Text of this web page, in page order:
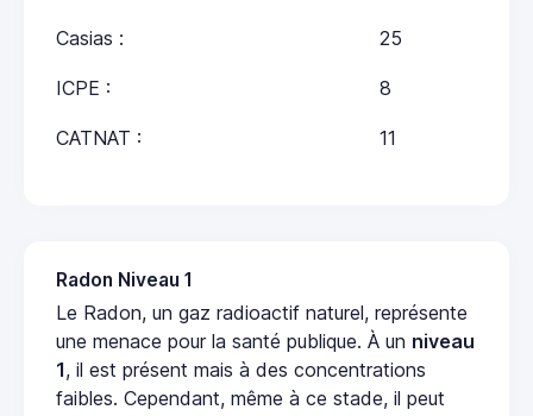
Casias : 25
ICPE : 8
CATNAT : 11
Radon Niveau 1
Le Radon, un gaz radioactif naturel, représente
une menace pour la santé publique. À un niveau
1, il est présent mais à des concentrations
faibles. Cependant, même à ce stade, il peut